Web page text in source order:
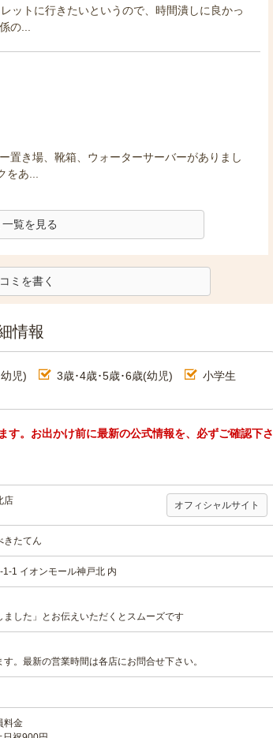
ットに行きたいというので、時間潰しに良かっ
の...
置き場、靴箱、ウォーターサーバーがありまし
あ...
覧を見る
ミを書く
情報
児) 3歳･4歳･5歳･6歳(幼児)
小学生
。お出かけ前に最新の公式情報を、必ずご確認下さ
店 オフィシャルサイト
たてん
1 イオンモール神戸北 内
した」とお伝えいただくとスムーズです
。最新の営業時間は各店にお問合せ下さい。
料金